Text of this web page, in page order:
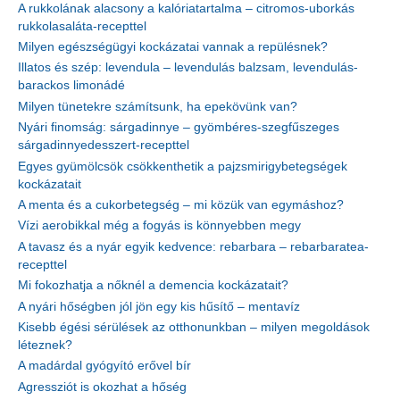
A rukkolának alacsony a kalóriatartalma – citromos-uborkás
rukkolasaláta-recepttel
Milyen egészségügyi kockázatai vannak a repülésnek?
Illatos és szép: levendula – levendulás balzsam, levendulás-
barackos limonádé
Milyen tünetekre számítsunk, ha epekövünk van?
Nyári finomság: sárgadinnye – gyömbéres-szegfűszeges
sárgadinnyedesszert-recepttel
Egyes gyümölcsök csökkenthetik a pajzsmirigybetegségek
kockázatait
A menta és a cukorbetegség – mi közük van egymáshoz?
Vízi aerobikkal még a fogyás is könnyebben megy
A tavasz és a nyár egyik kedvence: rebarbara – rebarbaratea-
recepttel
Mi fokozhatja a nőknél a demencia kockázatait?
A nyári hőségben jól jön egy kis hűsítő – mentavíz
Kisebb égési sérülések az otthonunkban – milyen megoldások
léteznek?
A madárdal gyógyító erővel bír
Agressziót is okozhat a hőség